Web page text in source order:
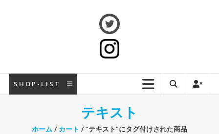
S H O P - L I S T
テキスト
ホーム/ カート / “テキスト”にタグ付けされた商品